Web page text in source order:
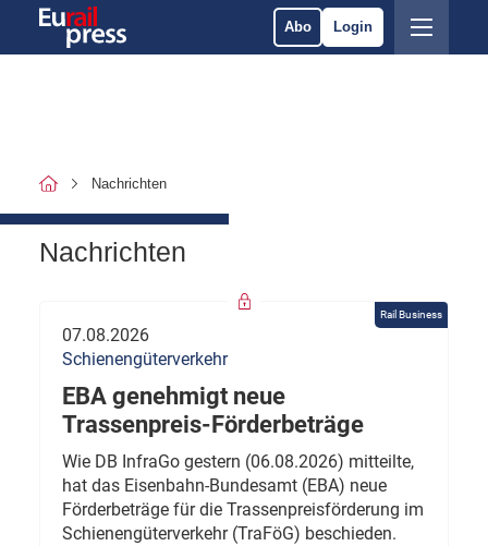
Abo Login
Nachrichten
Nachrichten
Rail Business
07.08.2026
Schienengüterverkehr
EBA genehmigt neue
Trassenpreis-Förderbeträge
Wie DB InfraGo gestern (06.08.2026) mitteilte,
hat das Eisenbahn-Bundesamt (EBA) neue
Förderbeträge für die Trassenpreisförderung im
Schienengüterverkehr (TraFöG) beschieden.